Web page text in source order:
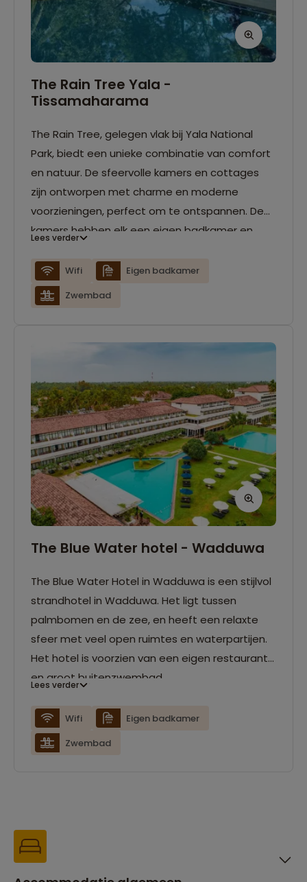
The Rain Tree Yala -
Tissamaharama
The Rain Tree, gelegen vlak bij Yala National
Park, biedt een unieke combinatie van comfort
en natuur. De sfeervolle kamers en cottages
zijn ontworpen met charme en moderne
voorzieningen, perfect om te ontspannen. De
kamers hebben elk een eigen badkamer en
met prachtig uitzicht op de omliggende natuur,
waar u regelmatig wilde dieren kunt spotten.
Het resort biedt een ideale uitvalsbasis voor
de persoonlijke service zorgt voor een warm en
buiten-zwembad aanwezig om in te
ontspannen.
Lees verder
Wifi
Eigen badkamer
Zwembad
The Blue Water hotel - Wadduwa
The Blue Water Hotel in Wadduwa is een stijlvol
strandhotel in Wadduwa. Het ligt tussen
palmbomen en de zee, en heeft een relaxte
sfeer met veel open ruimtes en waterpartijen.
Het hotel is voorzien van een eigen restaurant
en groot buitenzwembad.
Lees verder
Wifi
Eigen badkamer
Zwembad